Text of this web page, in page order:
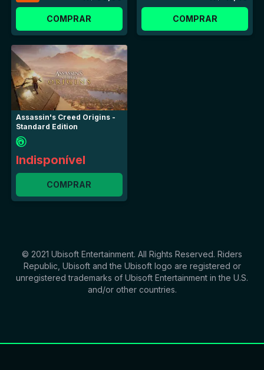
COMPRAR COMPRAR
Assassin's Creed Origins -
Standard Edition
Indisponível
COMPRAR
© 2021 Ubisoft Entertainment. All Rights Reserved. Riders
Republic, Ubisoft and the Ubisoft logo are registered or
unregistered trademarks of Ubisoft Entertainment in the U.S.
and/or other countries.